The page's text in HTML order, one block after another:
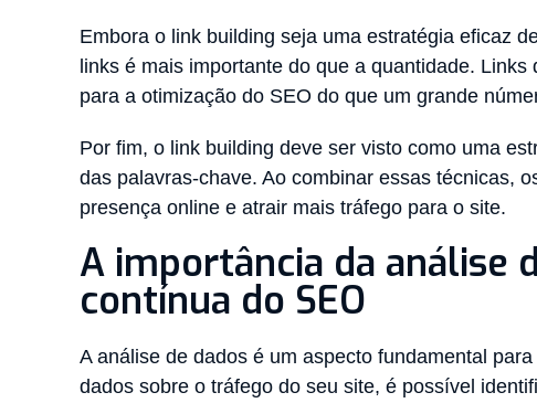
Embora o link building seja uma estratégia eficaz
links é mais importante do que a quantidade.
para a otimização do SEO do que um grande
Por fim, o link building deve ser visto como uma
das palavras-chave. Ao combinar essas técnicas,
presença online e atrair mais tráfego para o site.
A importância da análise
contínua do SEO
A análise de dados é um aspecto fundamental
dados sobre o tráfego do seu site, é possível